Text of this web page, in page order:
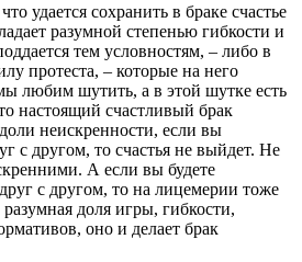
удается сохранить в браке счастье
разумной степенью гибкости и
тем условностям, – либо в
протеста, – которые на него
любим шутить, а в этой шутке есть
настоящий счастливый брак
неискренности, если вы
с другом, то счастья не выйдет. Не
А если вы будете
с другом, то на лицемерии тоже
доля игры, гибкости,
оно и делает брак